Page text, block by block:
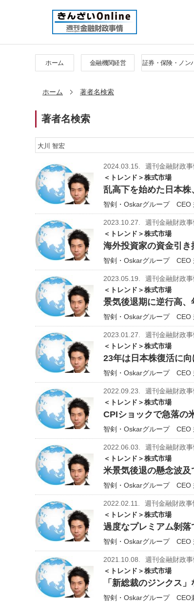
ホーム 金融機関経営 証券・保険・ノン
ホーム 著者名検索
著者名検索
2024.03.15. 週刊金融財政
＜トレンド＞株式市場
乱高下を始めた日本
智剣・Oskarグループ CEO
2023.10.27. 週刊金融財政
＜トレンド＞株式市場
海外投資家の資金引
智剣・Oskarグループ CEO
2023.05.19. 週刊金融財政
＜トレンド＞株式市場
景気後退期に逆行高
智剣・Oskarグループ CEO
2023.01.27. 週刊金融財政
＜トレンド＞株式市場
23年は日本株復活に
智剣・Oskarグループ CEO
2022.09.23. 週刊金融財政
＜トレンド＞株式市場
CPIショックで急落の
智剣・Oskarグループ CEO
2022.06.03. 週刊金融財政
＜トレンド＞株式市場
米景気後退の懸念波
智剣・Oskarグループ CEO
2022.02.11. 週刊金融財政
＜トレンド＞株式市場
過度なプレミアム剝
智剣・Oskarグループ CEO
2021.10.08. 週刊金融財政
＜トレンド＞株式市場
「新総裁のジンクス
智剣・Oskarグループ CEO